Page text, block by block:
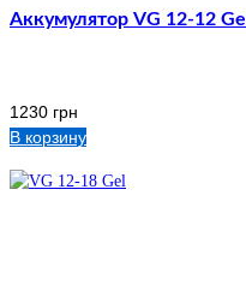
Аккумулятор VG 12-12 Gel
1230 грн
В корзину